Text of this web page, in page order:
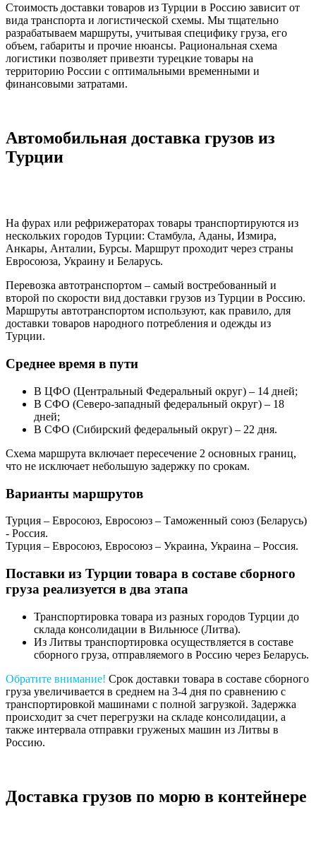
Стоимость доставки товаров из Турции в Россию зависит от
вида транспорта и логистической схемы. Мы тщательно
разрабатываем маршруты, учитывая специфику груза, его
объем, габариты и прочие нюансы. Рациональная схема
логистики позволяет привезти турецкие товары на
территорию России с оптимальными временными и
финансовыми затратами.
Автомобильная доставка грузов из
Турции
На фурах или рефрижераторах товары транспортируются из
нескольких городов Турции: Стамбула, Аданы, Измира,
Анкары, Анталии, Бурсы. Маршрут проходит через страны
Евросоюза, Украину и Беларусь.
Перевозка автотранспортом – самый востребованный и
второй по скорости вид доставки грузов из Турции в Россию.
Маршруты автотранспортом используют, как правило, для
доставки товаров народного потребления и одежды из
Турции.
Среднее время в пути
В ЦФО (Центральный Федеральный округ) – 14 дней;
В СФО (Северо-западный федеральный округ) – 18
дней;
В СФО (Сибирский федеральный округ) – 22 дня.
Схема маршрута включает пересечение 2 основных границ,
что не исключает небольшую задержку по срокам.
Варианты маршрутов
Турция – Евросоюз, Евросоюз – Таможенный союз (Беларусь)
- Россия.
Турция – Евросоюз, Евросоюз – Украина, Украина – Россия.
Поставки из Турции товара в составе сборного
груза реализуется в два этапа
Транспортировка товара из разных городов Турции до
склада консолидации в Вильнюсе (Литва).
Из Литвы транспортировка осуществляется в составе
сборного груза, отправляемого в Россию через Беларусь.
Обратите внимание! Срок доставки товара в составе сборного
груза увеличивается в среднем на 3-4 дня по сравнению с
транспортировкой машинами с полной загрузкой. Задержка
происходит за счет перегрузки на складе консолидации, а
также интервала отправки груженых машин из Литвы в
Россию.
Доставка грузов по морю в контейнере